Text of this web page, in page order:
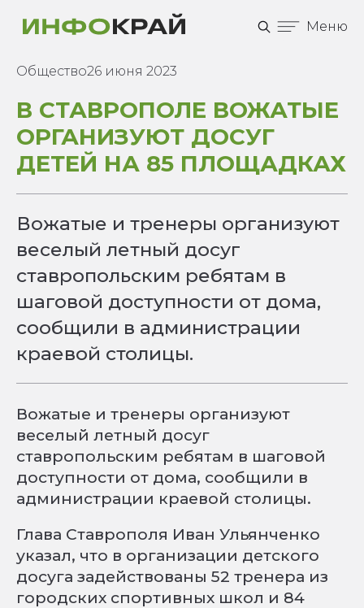
Меню
Общество26 июня 2023
В СТАВРОПОЛЕ ВОЖАТЫЕ
ОРГАНИЗУЮТ ДОСУГ
ДЕТЕЙ НА 85 ПЛОЩАДКАХ
Вожатые и тренеры организуют
веселый летный досуг
ставропольским ребятам в
шаговой доступности от дома,
сообщили в администрации
краевой столицы.
Вожатые и тренеры организуют
веселый летный досуг
ставропольским ребятам в шаговой
доступности от дома, сообщили в
администрации краевой столицы.
Глава Ставрополя Иван Ульянченко
указал, что в организации детского
досуга задействованы 52 тренера из
городских спортивных школ и 84